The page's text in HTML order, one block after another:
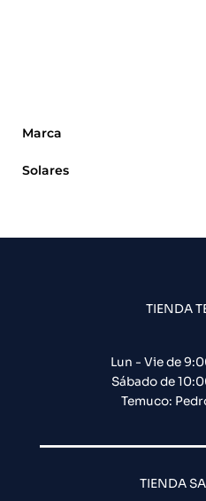
Marca
Intelbras
Solares
TIENDA
Lun - Vie de
Sábado de
Temuco:
TIENDA